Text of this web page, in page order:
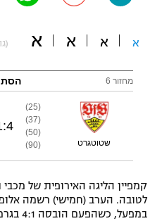
משתתפים וזוכים בפרסים
תקנון משתתפים וזוכים
תקנון עבור פעילות אלקטרה
גיימינג E-Sports
תנאי שימוש
פוטבול אמריקאי NFL
בייסבול MLB
ספורט אתגרי ואקסטרים
א א א א
מחזור 6
שטוטגרט
(25)
(37)
(50)
(90)
4
:
לטובה. הערב (חמישי) רשמה